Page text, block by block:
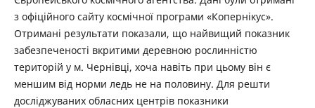
з офіційного сайту космічної програми «Копернікус».
Отримані результати показали, що найвищий показник
забезпеченості вкритими деревною рослинністю
територій у м. Чернівці, хоча навіть при цьому він є
меншим від норми ледь не на половину. Для решти
досліджуваних обласних центрів показники